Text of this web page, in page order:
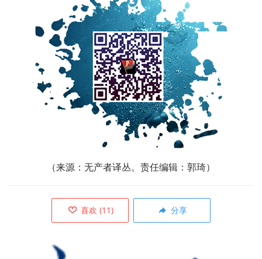
（来源：无产者译丛。责任编辑：郭琦）
喜欢 (11) 分享